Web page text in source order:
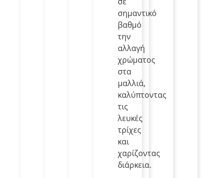
σημαντικό
βαθμό
την
αλλαγή
χρώματος
στα
μαλλιά,
καλύπτοντας
τις
λευκές
τρίχες
και
χαρίζοντας
διάρκεια.